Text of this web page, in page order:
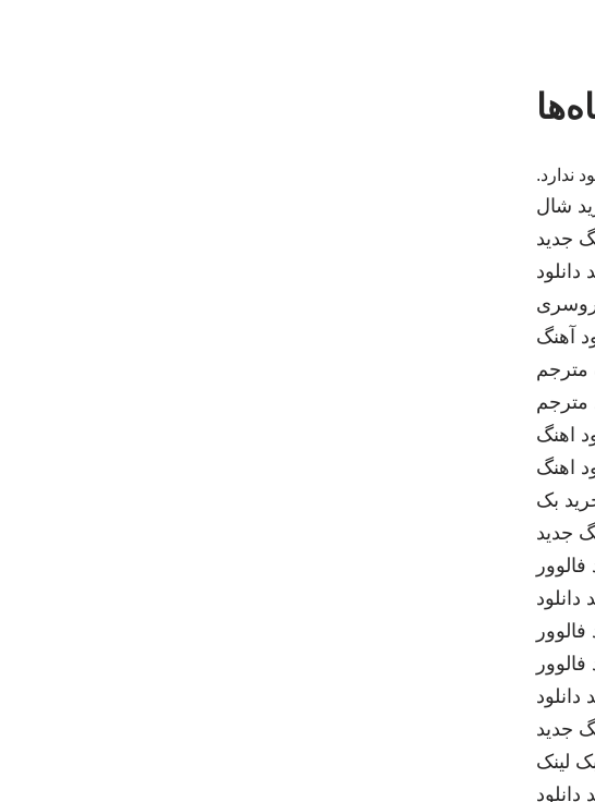
ندارد.
شال
جدید
دانلود
آهنگ
مترجم
مترجم
اهنگ
اهنگ
بک
جدید
دانلود
دانلود
جدید
لینک
دانلود